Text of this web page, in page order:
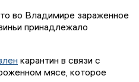
во Владимире зараженное
принадлежало
карантин в связи с
мясе, которое